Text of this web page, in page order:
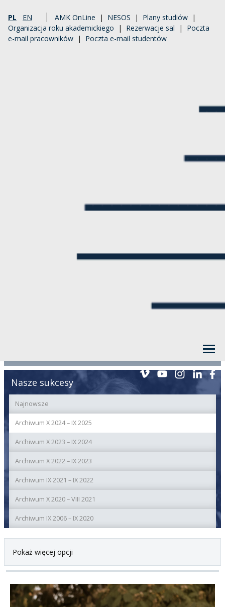
PL EN AMK OnLine | NESOS | Plany studiów |
Organizacja roku akademickiego | Rezerwacje sal | Poczta
e-mail pracowników | Poczta e-mail studentów
Nasze sukcesy
Najnowsze
Archiwum X 2024 – IX 2025
Archiwum X 2023 – IX 2024
Archiwum X 2022 – IX 2023
Archiwum IX 2021 – IX 2022
Archiwum X 2020 – VIII 2021
Archiwum IX 2006 – IX 2020
Pokaż więcej opcji